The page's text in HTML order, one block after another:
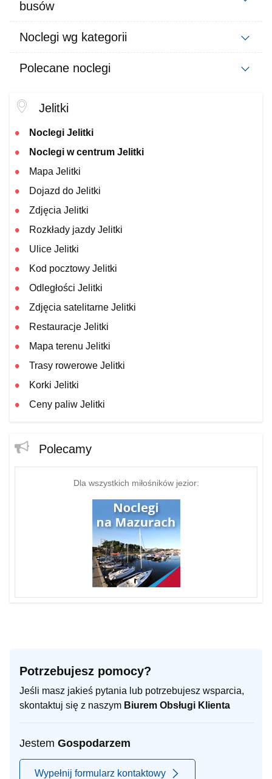
busów
Noclegi wg kategorii
Polecane noclegi
Jelitki
Noclegi Jelitki
Noclegi w centrum Jelitki
Mapa Jelitki
Dojazd do Jelitki
Zdjęcia Jelitki
Rozkłady jazdy Jelitki
Ulice Jelitki
Kod pocztowy Jelitki
Odległości Jelitki
Zdjęcia satelitarne Jelitki
Restauracje Jelitki
Mapa terenu Jelitki
Trasy rowerowe Jelitki
Korki Jelitki
Ceny paliw Jelitki
Polecamy
Dla wszystkich miłośników jezior:
Potrzebujesz pomocy?
Jeśli masz jakieś pytania lub potrzebujesz wsparcia,
skontaktuj się z naszym Biurem Obsługi Klienta
Jestem Gospodarzem
Wypełnij formularz kontaktowy